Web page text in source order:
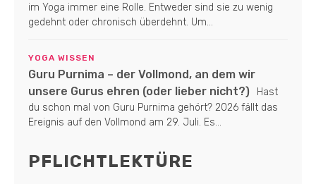
im Yoga immer eine Rolle. Entweder sind sie zu wenig
gedehnt oder chronisch überdehnt. Um...
YOGA WISSEN
Guru Purnima – der Vollmond, an dem wir
unsere Gurus ehren (oder lieber nicht?)
Hast
du schon mal von Guru Purnima gehört? 2026 fällt das
Ereignis auf den Vollmond am 29. Juli. Es...
PFLICHTLEKTÜRE